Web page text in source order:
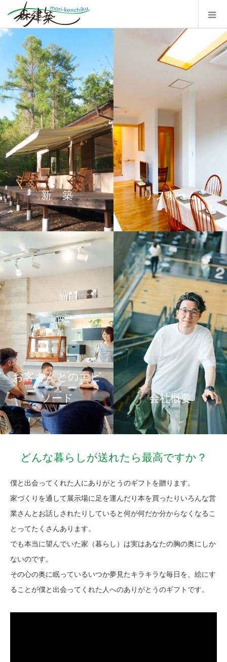
新 築 リフォーム
お客さんとのエピ
ソード
会社概要
どんな暮らしが送れたら最高ですか？
僕と出会ってくれた人にありがとうのギフトを贈ります。
家づくりを通して展示場に足を運んだり本を買ったりいろんな営
業さんとお話しされたりしていると何が何だか分からなくなるこ
とってたくさんあります。
でも本当に望んでいた家（暮らし）は実はあなたの胸の奥にしか
ないのです。
その心の奥に眠っているいつか夢見たキラキラな毎日を、絵にす
ることが僕と出会ってくれた人へのありがとうのギフトです。